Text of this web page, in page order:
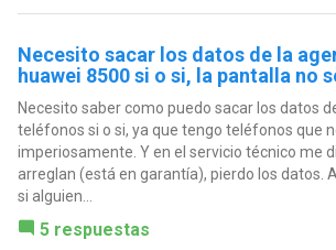
Necesito sacar los datos de la
huawei 8500 si o si, la pantalla no
Necesito saber como puedo sacar los datos
teléfonos si o si, ya que tengo teléfonos que
imperiosamente. Y en el servicio técnico me
arreglan (está en garantía), pierdo los datos.
si alguien...
5 respuestas